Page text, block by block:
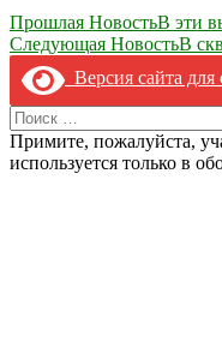
Навигация
по
записям
Прошлая НовостьВ эти
Следующая НовостьВ
Версия сайта
Search
for:
Примите, пожалуйста,
используется только в